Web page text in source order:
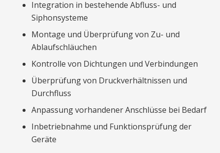
Integration in bestehende Abfluss- und
Siphonsysteme
Montage und Überprüfung von Zu- und
Ablaufschläuchen
Kontrolle von Dichtungen und Verbindungen
Überprüfung von Druckverhältnissen und
Durchfluss
Anpassung vorhandener Anschlüsse bei Bedarf
Inbetriebnahme und Funktionsprüfung der
Geräte